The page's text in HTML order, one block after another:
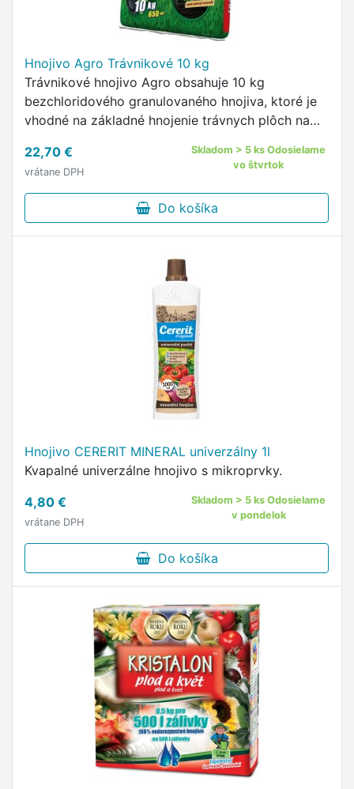
Hnojivo Agro Trávnikové 10 kg
Trávnikové hnojivo Agro obsahuje 10 kg
bezchloridového granulovaného hnojiva, ktoré je
vhodné na základné hnojenie trávnych plôch na
trávnikov.
22,70 €
vrátane DPH
Skladom > 5 ks Odosielame
vo štvrtok
Do košíka
Hnojivo CERERIT MINERAL univerzálny 1l
Kvapalné univerzálne hnojivo s mikroprvky.
4,80 €
vrátane DPH
Skladom > 5 ks Odosielame
v pondelok
Do košíka